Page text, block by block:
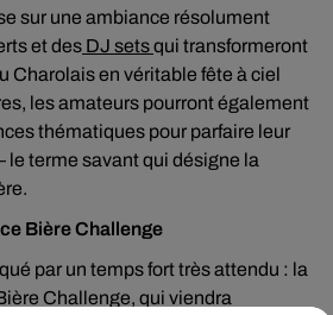
sur une ambiance résolument
et des DJ setsqui transformeront
Charolais en véritable fête à ciel
les amateurs pourront également
thématiques pour parfaire leur
terme savant qui désigne la
Bière Challenge
par un temps fort très attendu : la
Challenge, qui viendra